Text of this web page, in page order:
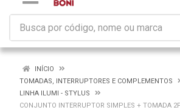
INÍCIO
TOMADAS, INTERRUPTORES E COMPLEMENTOS
LINHA ILUMI - STYLUS
CONJUNTO INTERRUPTOR SIMPLES + TOMADA